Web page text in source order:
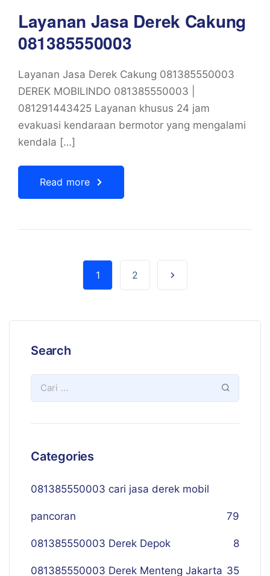
Layanan Jasa Derek Cakung
081385550003
Layanan Jasa Derek Cakung 081385550003
DEREK MOBILINDO 081385550003 |
081291443425 Layanan khusus 24 jam
evakuasi kendaraan bermotor yang mengalami
kendala […]
Read more
1 2
Search
Categories
081385550003 cari jasa derek mobil
pancoran 79
081385550003 Derek Depok 8
081385550003 Derek Menteng Jakarta 35